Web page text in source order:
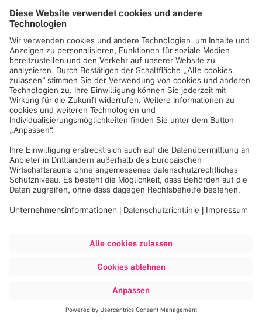
17. Oktober 2023
Brainlab hat das Ziel, die Lebensqualität von Patient:innen
weltweit durch digitale Medizintechnologie zu verbessern.
Jahr zum vierten Mal stolzer Sponsor der Veranstaltung.
Sport und ganz besonders Lauf-Events, wie der Riem
Arcaden Run, spielen schon immer eine große Rolle bei
Brainlab. So hat das Team des firmeninternen Gym die
Mitarbeiter:innen mit Lauftrainings optimal auf vorbereitet:
Männer und 8 Frauen unter die jeweiligen Top 50.
Weitere Informationen: